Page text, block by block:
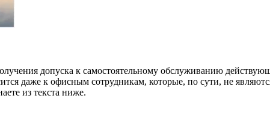
допуска к самостоятельному обслуживанию
даже к офисным сотрудникам, которые, по сути, не
из текста ниже.